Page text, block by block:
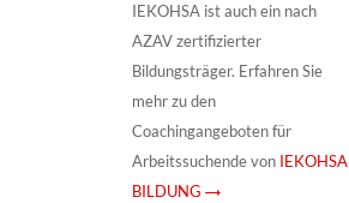
IEKOHSA ist auch ein nach
AZAV zertifizierter
Bildungsträger. Erfahren Sie
mehr zu den
Coachingangeboten für
Arbeitssuchende von IEKOHSA
BILDUNG →